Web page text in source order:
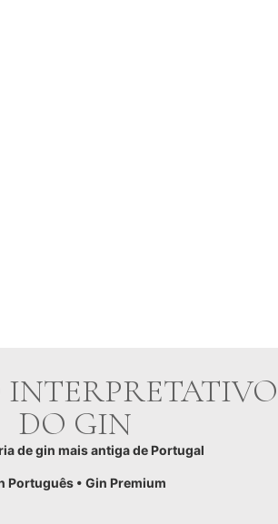
INTERPRETATIVO
DO GIN
de gin mais antiga de Portugal
Português • Gin Premium